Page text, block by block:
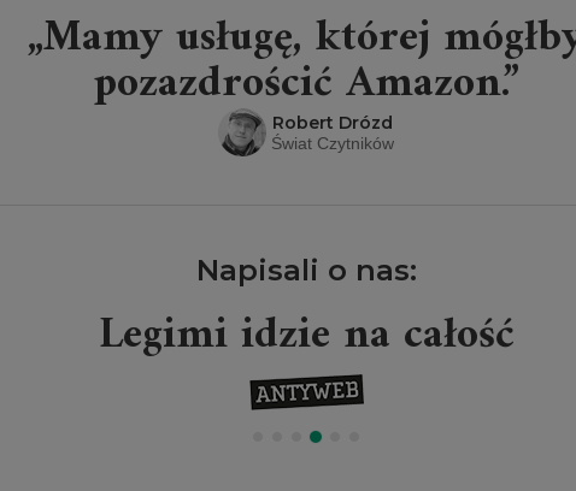
„Mamy usługę, której
pozazdrościć Amazon.”
Robert Drózd
Świat Czytników
Napisali o nas:
Legimi idzie na całość